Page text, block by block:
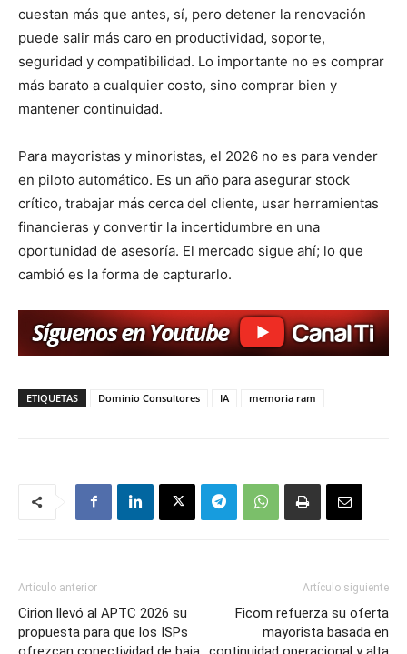
cuestan más que antes, sí, pero detener la renovación
puede salir más caro en productividad, soporte,
seguridad y compatibilidad. Lo importante no es comprar
más barato a cualquier costo, sino comprar bien y
mantener continuidad.
Para mayoristas y minoristas, el 2026 no es para vender
en piloto automático. Es un año para asegurar stock
crítico, trabajar más cerca del cliente, usar herramientas
financieras y convertir la incertidumbre en una
oportunidad de asesoría. El mercado sigue ahí; lo que
cambió es la forma de capturarlo.
ETIQUETAS Dominio Consultores IA memoria ram
Artículo anterior
Cirion llevó al APTC 2026 su
propuesta para que los ISPs
Artículo siguiente
Ficom refuerza su oferta
mayorista basada en